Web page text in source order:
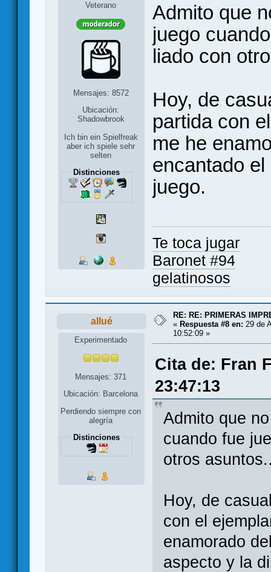
Veterano
Mensajes: 8572
Ubicación:
Shadowbrook
Ich bin ein Spielfreak
aber ich spiele sehr
selten
Distinciones
Admito que
juego
liado con
Hoy, de
partida con
me he
encantado
juego.
Te toca jugar
Baronet #94
gelatinosos
allué
Experimentado
Mensajes: 371
Ubicación: Barcelona
Perdiendo siempre con
alegría
Distinciones
RE: RE: PRIMERAS
« Respuesta #8 en: 29 de
10:52:09 »
Cita de: Fran
23:47:13
Admito que
cuando fue
otros
Hoy, de
con el
enamorado
aspecto y la